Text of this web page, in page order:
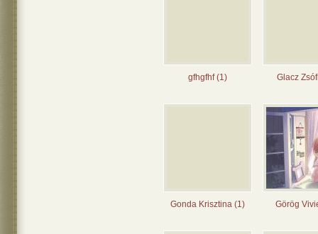
gfhgfhf (1) Glacz
Gonda Krisztina (1) Görög